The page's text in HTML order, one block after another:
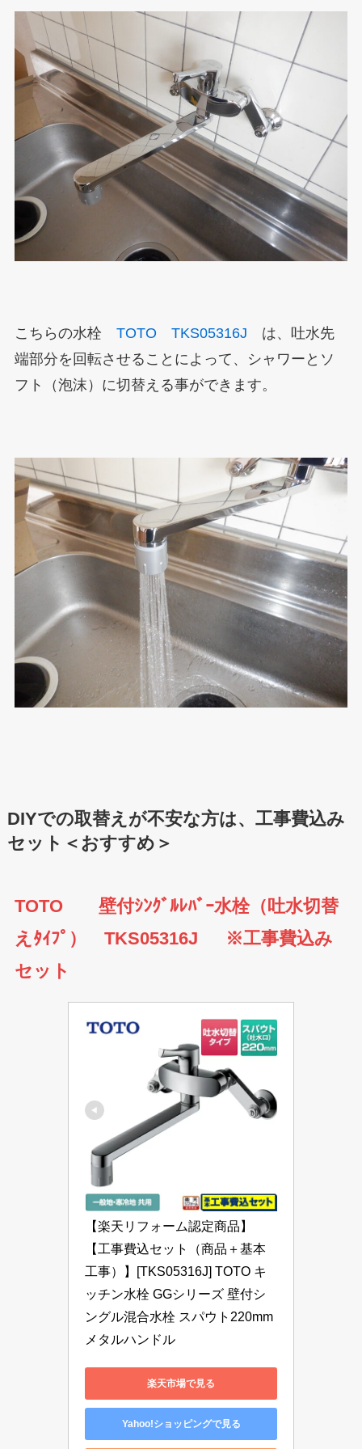
こちらの水栓 TOTO TKS05316J は、吐水先
端部分を回転させることによって、シャワーとソ
フト（泡沫）に切替える事ができます。
DIYでの取替えが不安な方は、工事費込み
セット＜おすすめ＞
TOTO 壁付ｼﾝｸﾞﾙﾚﾊﾞｰ水栓（吐水切替
えﾀｲﾌﾟ） TKS05316J
※工事費込み
セット
【楽天リフォーム認定商品】
【工事費込セット（商品＋基本
工事）】[TKS05316J] TOTO キ
ッチン水栓 GGシリーズ 壁付シ
ングル混合水栓 スパウト220mm
メタルハンドル
楽天市場で見る
Yahoo!ショッピングで見る